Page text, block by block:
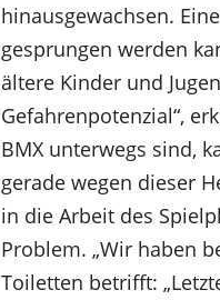
hinausgewachsen.
gesprungen werden
ältere Kinder und
Gefahrenpotenzial“,
BMX unterwegs sind,
gerade wegen dieser
in die Arbeit des
Problem. „Wir haben
Toiletten betrifft: